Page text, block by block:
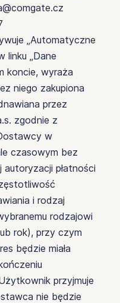
„Automatyczne
linku „Dane
koncie, wyraża
niego zakupiona
przez
zgodnie z
w
czasowym bez
płatności
i rodzaj
rodzajowi
rok), przy czym
będzie miała
przyjmuje
nie będzie